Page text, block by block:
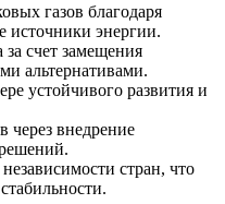
газов благодаря
источники энергии.
за счет замещения
альтернативами.
устойчивого развития и
через внедрение
стран, что